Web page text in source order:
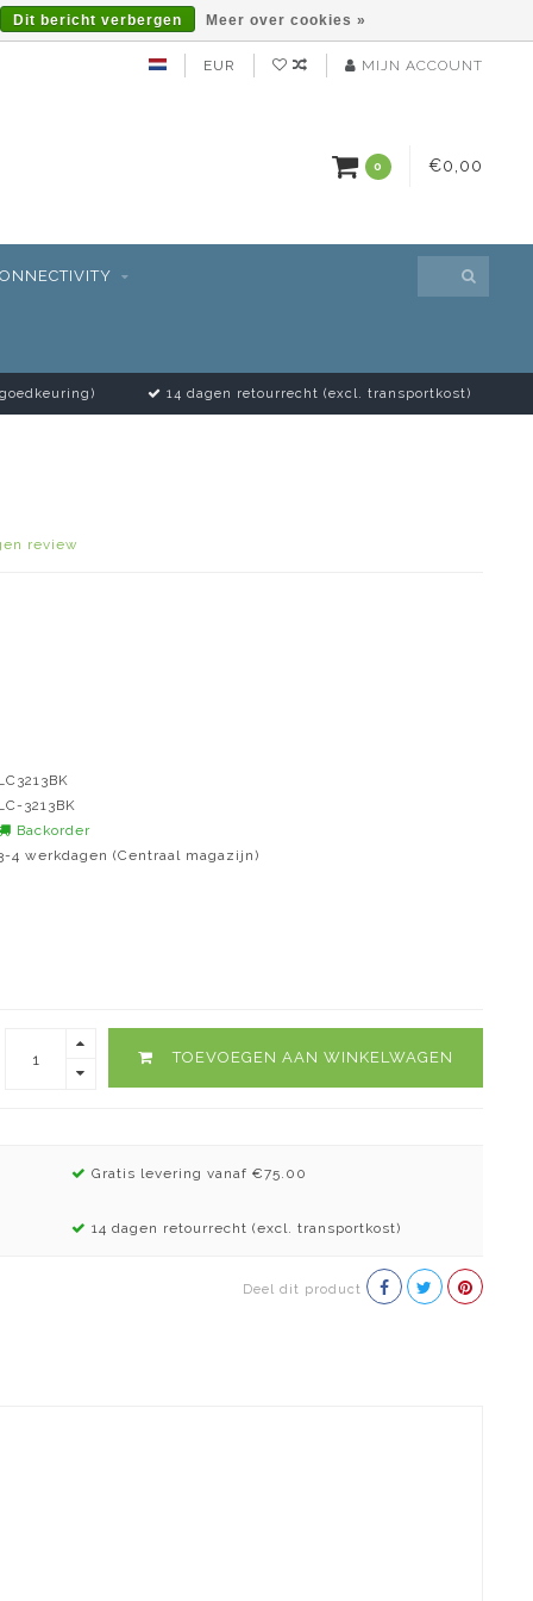
EUR MIJN ACCOUNT
0 €0,00
14 dagen retourrecht (excl. transportkost)
review
3213BK
Backorder
4 werkdagen (Centraal magazijn)
TOEVOEGEN AAN WINKELWAGEN
Gratis levering vanaf €75.00
14 dagen retourrecht (excl. transportkost)
Deel dit product
Dit bericht verbergen Meer over cookies »